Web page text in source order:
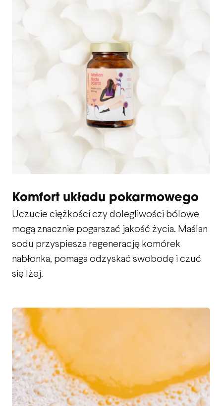
Komfort układu pokarmowego
Uczucie ciężkości czy dolegliwości bólowe
mogą znacznie pogarszać jakość życia. Maślan
sodu przyspiesza regenerację komórek
nabłonka, pomaga odzyskać swobodę i czuć
się lżej.